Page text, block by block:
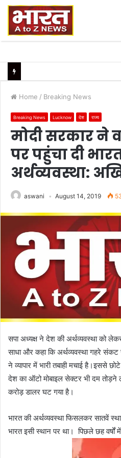
Home / Breaking News
Breaking News Lucknow देश राज्य
मोदी सरकार ने
पर पहुंचा दी
अर्थव्यवस्था:
aswani August 14, 2019
सपा अध्यक्ष ने देश की अर्थव्यवस्था को
साधा और कहा कि अर्थव्यवस्था गहरे
ने व्यापार में भारी तबाही मचाई है।इससे
देश का ऑटो मोबाइल सेक्टर भी दम तोड़ने
करोड़ डालर घट गया है।
भारत की अर्थव्यवस्था फिसलकर सातवें
भारत इसी स्थान पर था। पिछले छह वर्षों